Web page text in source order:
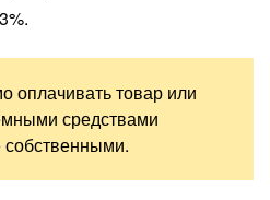
оплачивать товар или
средствами
собственными.